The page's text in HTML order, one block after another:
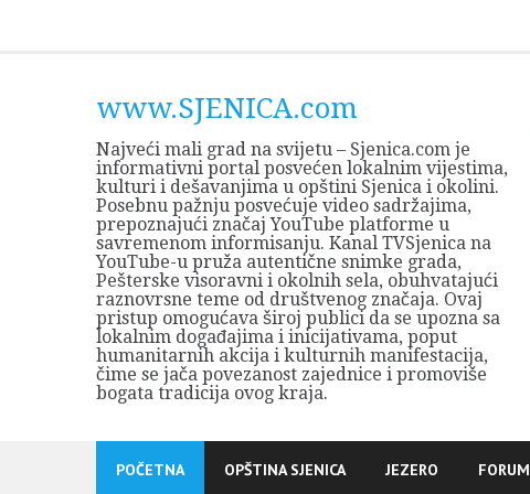
www.SJENICA.com
Najveći mali grad na svijetu – Sjenica.com je
informativni portal posvećen lokalnim vijestima,
kulturi i dešavanjima u opštini Sjenica i okolini.
Posebnu pažnju posvećuje video sadržajima,
prepoznajući značaj YouTube platforme u
savremenom informisanju. Kanal TVSjenica na
YouTube-u pruža autentične snimke grada,
Pešterske visoravni i okolnih sela, obuhvatajući
raznovrsne teme od društvenog značaja. Ovaj
pristup omogućava široj publici da se upozna sa
lokalnim događajima i inicijativama, poput
humanitarnih akcija i kulturnih manifestacija,
čime se jača povezanost zajednice i promoviše
bogata tradicija ovog kraja.
POČETNA OPŠTINA SJENICA JEZERO FORUM